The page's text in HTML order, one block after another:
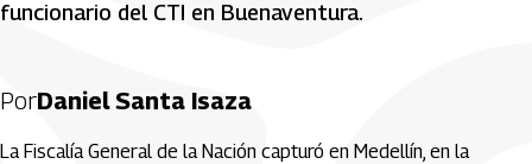
funcionario del CTI en Buenaventura.
PorDaniel Santa Isaza
La Fiscalía General de la Nación capturó en Medellín, en la